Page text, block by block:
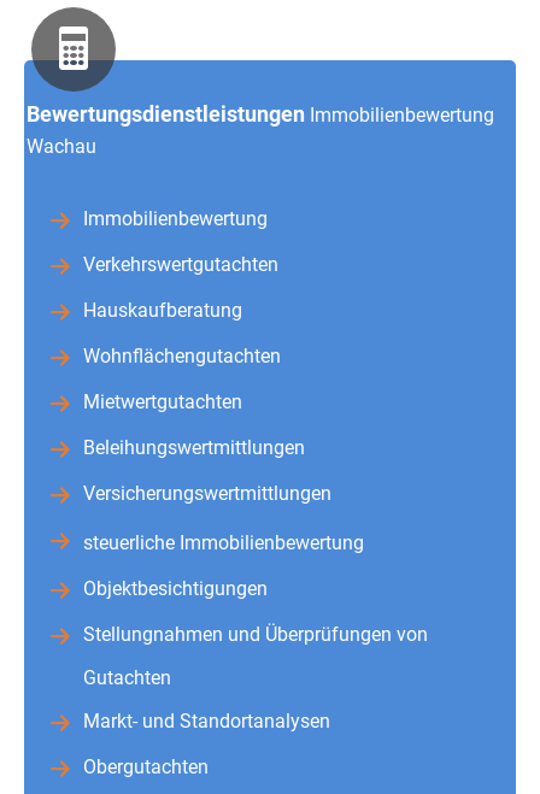
Bewertungsdienstleistungen Immobilienbewertung
Wachau
Immobilienbewertung
Verkehrswertgutachten
Hauskaufberatung
Wohnflächengutachten
Mietwertgutachten
Beleihungswertmittlungen
Versicherungswertmittlungen
steuerliche Immobilienbewertung
Objektbesichtigungen
Stellungnahmen und Überprüfungen von
Gutachten
Markt- und Standortanalysen
Obergutachten